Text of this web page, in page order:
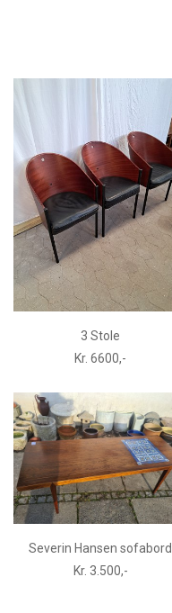
3 Stole
Kr. 6600,-
Severin Hansen sofabord
Kr. 3.500,-